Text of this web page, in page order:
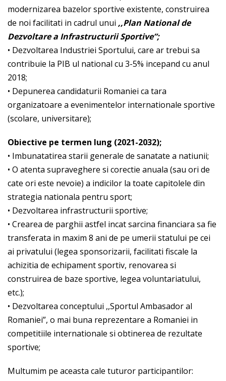
modernizarea bazelor sportive existente, construirea
de noi facilitati in cadrul unui ,,Plan National de
Dezvoltare a Infrastructurii Sportive”;
• Dezvoltarea Industriei Sportului, care ar trebui sa
contribuie la PIB ul national cu 3-5% incepand cu anul
2018;
• Depunerea candidaturii Romaniei ca tara
organizatoare a evenimentelor internationale sportive
(scolare, universitare);
Obiective pe termen lung (2021-2032);
• Imbunatatirea starii generale de sanatate a natiunii;
• O atenta supraveghere si corectie anuala (sau ori de
cate ori este nevoie) a indicilor la toate capitolele din
strategia nationala pentru sport;
• Dezvoltarea infrastructurii sportive;
• Crearea de parghii astfel incat sarcina financiara sa fie
transferata in maxim 8 ani de pe umerii statului pe cei
ai privatului (legea sponsorizarii, facilitati fiscale la
achizitia de echipament sportiv, renovarea si
construirea de baze sportive, legea voluntariatului,
etc.);
• Dezvoltarea conceptului ,,Sportul Ambasador al
Romaniei”, o mai buna reprezentare a Romaniei in
competitiile internationale si obtinerea de rezultate
sportive;
Multumim pe aceasta cale tuturor participantilor: